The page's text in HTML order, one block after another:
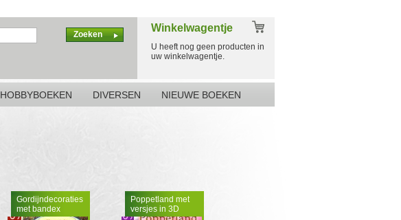
Zoeken
Winkelwagentje
U heeft nog geen producten in
uw winkelwagentje.
HOBBYBOEKEN DIVERSEN NIEUWE BOEKEN
Gordijndecoraties
met bandex
Poppetland met
versjes in 3D